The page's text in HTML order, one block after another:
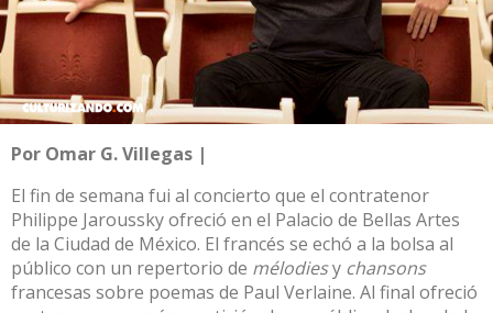
Por Omar G. Villegas |
El fin de semana fui al concierto que el contratenor
Philippe Jarousskyofreció en el Palacio de Bellas Artes
de la Ciudad de México. El francés se echó a la bolsa al
público con un repertorio de mélodiesy chansons
francesas sobre poemas de Paul Verlaine. Al final ofreció